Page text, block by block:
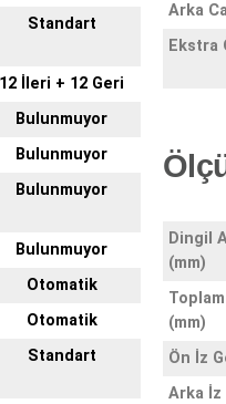
Standart
12 İleri + 12 Geri
Bulunmuyor
Bulunmuyor
Bulunmuyor
Bulunmuyor
Otomatik
Otomatik
Standart
Arka
Ekstra
Dingil
(mm)
(mm)
Ön İz
Arka İz